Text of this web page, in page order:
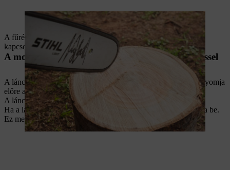
A motorfűrész használata előtt ellenőrizze a lánc kenését.
A fűrész használatra kész. A biztonságos munkatechnikával
kapcsolatos információk a
használati útmutatóbantalálhatók.
A motorfűrész indítása M-Tronick motorvezérléssel
A láncfűrész beindítása előtt kapcsolja be a láncféket. Ehhez nyomja
előre a fékkart.
A láncfűrész beindításához mindig vegye le a láncvédőt.
Ha a láncfűrész rendelkezik dekompressziós szeleppel, nyomja be.
Ez megkönnyíti a motor berántását és a láncfűrész beindítását.